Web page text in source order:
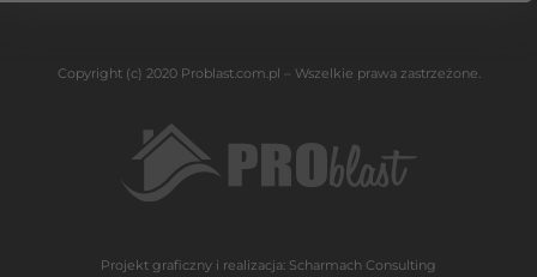
Copyright (c) 2020 Problast.com.pl – Wszelkie prawa zastrzeżone.
Projekt graficzny i realizacja: Scharmach Consulting